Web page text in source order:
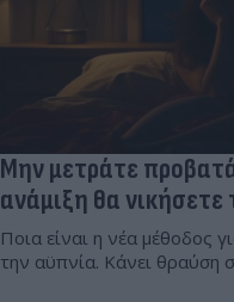
Μην μετράτε
ανάμιξη θα νικήσετε
Ποια είναι η νέα μέθοδος
την αϋπνία. Κάνει θραύση